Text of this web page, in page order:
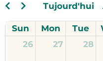
Strathroy
Atelier
Tujourd'hui
Sun Mon Tue
26
27 28